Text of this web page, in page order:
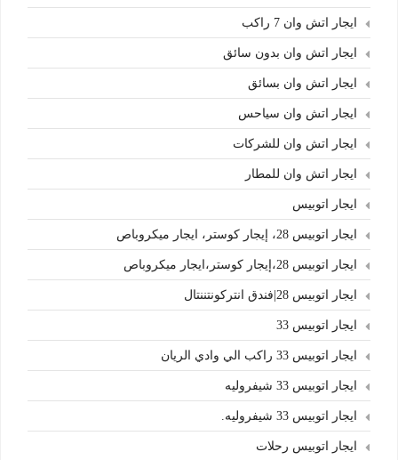
ايجار اتش وان 7 راكب
ايجار اتش وان بدون سائق
ايجار اتش وان بسائق
ايجار اتش وان سياحس
ايجار اتش وان للشركات
ايجار اتش وان للمطار
ايجار اتوبيس
ايجار اتوبيس 28، إيجار كوستر، ايجار ميكروباص
ايجار اتوبيس 28،إيجار كوستر،ايجار ميكروباص
ايجار اتوبيس 28|فندق انتركونتننتال
ايجار اتوبيس 33
ايجار اتوبيس 33 راكب الي وادي الريان
ايجار اتوبيس 33 شيفروليه
ايجار اتوبيس 33 شيفروليه.
ايجار اتوبيس رحلات